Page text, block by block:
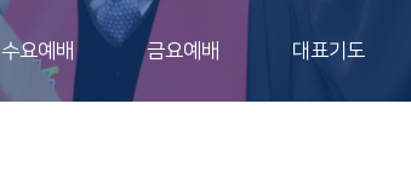
수요예배 금요예배 대표기도